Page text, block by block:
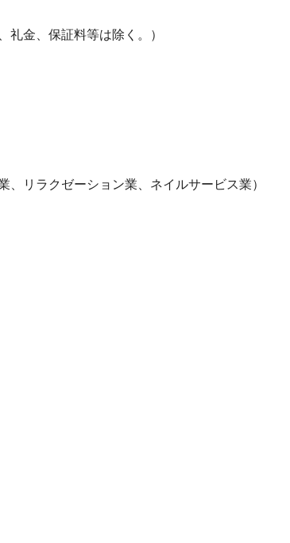
礼金、保証料等は除く。）
、リラクゼーション業、ネイルサービス業）